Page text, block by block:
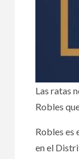
Las ratas
Robles
Robles es
en el
4
de